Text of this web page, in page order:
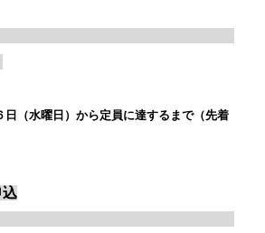
日（水曜日）から定員に達するまで（先着